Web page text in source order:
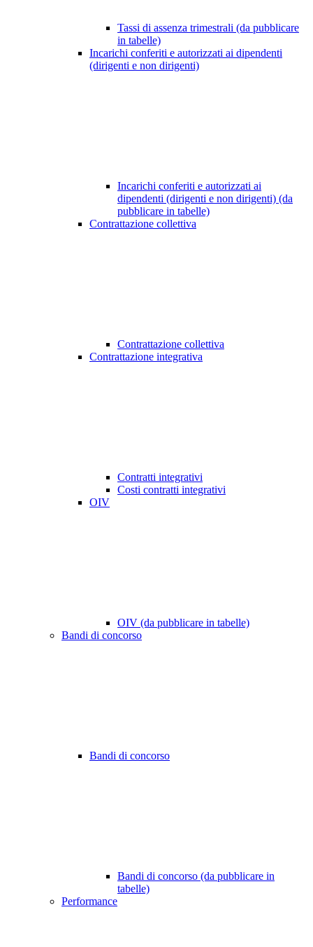
Tassi di assenza trimestrali (da pubblicare
in tabelle)
Incarichi conferiti e autorizzati ai dipendenti
(dirigenti e non dirigenti)
Incarichi conferiti e autorizzati ai
dipendenti (dirigenti e non dirigenti) (da
pubblicare in tabelle)
Contrattazione collettiva
Contrattazione collettiva
Contrattazione integrativa
Contratti integrativi
Costi contratti integrativi
OIV
OIV (da pubblicare in tabelle)
Bandi di concorso
Bandi di concorso
Bandi di concorso (da pubblicare in
tabelle)
Performance